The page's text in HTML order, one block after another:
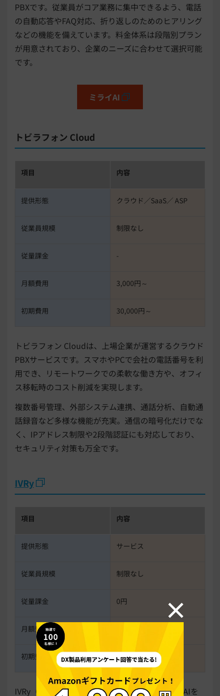
PBXです。従業員がコア業務に集中できるよう、電話
の自動応答やFAQ対応、折り返しのためのヒアリング
などの機能を備えています。料金体系は段階別プラン
が用意されており、企業のニーズに合わせて選択可能
です。
ミライAI
トビラフォン Cloud
項目 内容
提供形態 クラウド／SaaS／ ASP
従業員規模 制限なし
従量課金 -
月額費用 3,000円～
初期費用 30,000円～
トビラフォン Cloudは、上場企業が運営するクラウド
PBXサービスです。スマホやPCで会社の電話番号を利
用でき、リモートワークでの柔軟な働き方や、オフィ
ス移転時のコスト削減を実現します。
複数番号管理、外部システム連携、通話分析、自動通
話録音など多様な機能が充実。通信の暗号化だけでな
く、IPアドレス制限や2段階認証にも対応しており、
セキュリティ対策も万全です。
IVRy
項目 内容
提供形態 サービス
従業員規模 制限なし
従量課金 0円
月額費用
初期費用 0円
IVRy（アイブリー）は、IVR（自動音声応答）とAIを